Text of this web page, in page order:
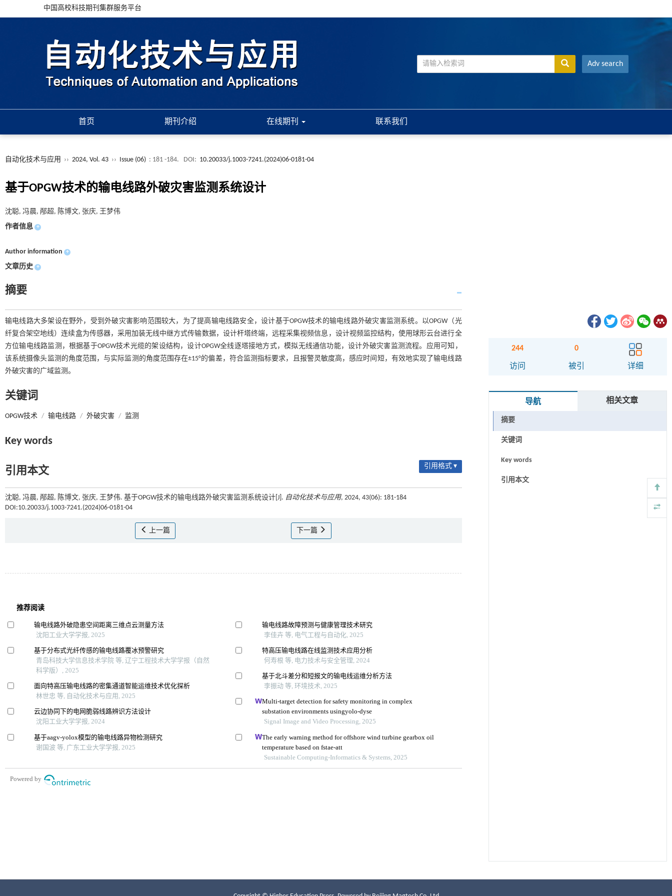
中国高校科技期刊集群服务平台
Adv search
首页 期刊介绍 在线期刊 联系我们
自动化技术与应用 ›› 2024, Vol. 43 ›› Issue (06) : 181 -184. DOI: 10.20033/j.1003-7241.(2024)06-0181-04
基于OPGW技术的输电线路外破灾害监测系统设计
沈聪, 冯晨, 邴超, 陈博文, 张庆, 王梦伟
作者信息 +
Author information +
文章历史 +
摘要
输电线路大多架设在野外，受到外破灾害影响范围较大，为了提高输电线路安全，设计基于OPGW技术的输电线路外破灾害监测系统。以OPGW（光
纤复合架空地线）连续盒为传感器，采用加装无线中继方式传输数据，设计杆塔终端，远程采集视频信息，设计视频监控结构，使用球形云台进行全
方位输电线路监测，根据基于OPGW技术光缆的架设结构，设计OPGW全线逐塔接地方式，模拟无线通信功能，设计外破灾害监测流程。应用可知，
该系统摄像头监测的角度范围，与实际监测的角度范围存在±15°的偏差，符合监测指标要求，且报警灵敏度高，感应时间短，有效地实现了输电线路
外破灾害的广域监测。
关键词
OPGW技术 / 输电线路 / 外破灾害 / 监测
Key words
引用本文 引用格式 ▾
沈聪, 冯晨, 邴超, 陈博文, 张庆, 王梦伟. 基于OPGW技术的输电线路外破灾害监测系统设计[J]. 自动化技术与应用, 2024, 43(06): 181-184
DOI:10.20033/j.1003-7241.(2024)06-0181-04
上一篇 下一篇
244
访问
0
被引 详细
导航 相关文章
摘要
关键词
Key words
引用本文